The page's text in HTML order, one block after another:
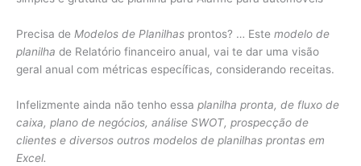
Precisa de Modelos de Planilhas prontos? … Este modelo de
planilha de Relatório financeiro anual, vai te dar uma visão
geral anual com métricas específicas, considerando receitas.
Infelizmente ainda não tenho essa planilha pronta, de fluxo de
caixa, plano de negócios, análise SWOT, prospecção de
clientes e diversos outros modelos de planilhas prontas em
Excel.